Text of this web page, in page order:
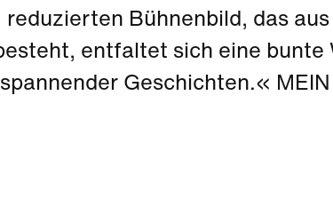
Bühnenbild, das
entfaltet sich eine bunte
Geschichten.« MEIN